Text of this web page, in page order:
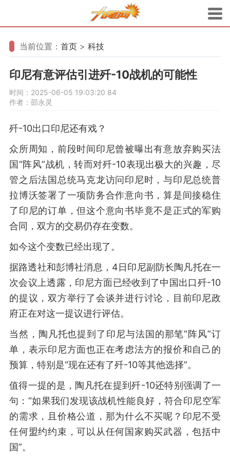
当前位置： 首页 > 科技
印尼有意评估引进歼-10战机的可能性
时间：2025-06-05 19:03:20 84
作者：邵永灵
歼-10出口印尼还有戏？
众所周知，前段时间印尼曾被曝出有意放弃购买法
国“阵风”战机，转而对歼-10表现出极大的兴趣，尽
管之后法国总统马克龙访问印尼时，与印尼总统普
拉博沃签署了一项防务合作意向书，算是间接稳住
了印尼的订单，但这个意向书毕竟不是正式的军购
合同，双方的交易仍存在变数。
如今这个变数已经出现了。
据路透社和彭博社消息，4日印尼副防长陶凡托在一
次会议上透露，印尼方面已经收到了中国出口歼-10
的提议，双方举行了会谈并进行讨论，目前印尼政
府正在对这一提议进行评估。
当然，陶凡托也提到了印尼与法国的那笔“阵风”订
单，表示印尼方面也正在考虑法方的报价和自己的
预算，特别是“现在还有了歼-10等其他选择”。
值得一提的是，陶凡托在提到歼-10还特别强调了一
句：“如果我们发现该战机性能良好，符合印尼空军
的需求，且价格公道，那为什么不买呢？印尼不受
任何盟约约束，可以从任何国家购买武器，包括中
国”。